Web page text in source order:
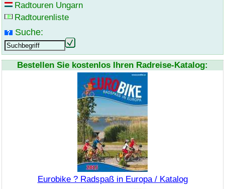
Radtouren Ungarn
Radtourenliste
Suche:
Bestellen Sie kostenlos Ihren Radreise-Katalog:
Eurobike ? Radspaß in Europa / Katalog